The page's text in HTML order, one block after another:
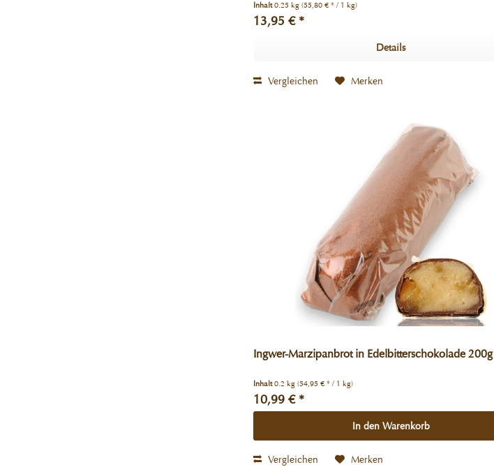
Inhalt0.25 kg(55,80 € * / 1 kg)
13,95 € *
Details
Vergleichen Merken
Ingwer-Marzipanbrot in Edelbitterschokolade 200g
Inhalt0.2 kg(54,95 € * / 1 kg)
10,99 € *
In den Warenkorb
Vergleichen Merken